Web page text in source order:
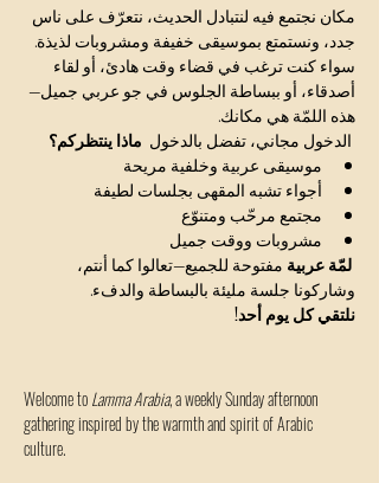
مكان نجتمع فيه لنتبادل الحديث، نتعرّف على ناس
جدد، ونستمتع بموسيقى خفيفة ومشروبات لذيذة.
سواء كنت ترغب في قضاء وقت هادئ، أو لقاء
أصدقاء، أو ببساطة الجلوس في جو عربي جميل—
هذه اللمّة هي مكانك.
ماذا ينتظركم؟
موسيقى عربية وخلفية مريحة
أجواء تشبه المقهى بجلسات لطيفة
مجتمع مرحّب ومتنوّع
مشروبات ووقت جميل
لمّة عربية مفتوحة للجميع—تعالوا كما أنتم،
وشاركونا جلسة مليئة بالبساطة والدفء.
نلتقي كل يوم أحد!
Welcome to Lamma Arabia, a weekly Sunday afternoon
gathering inspired by the warmth and spirit of Arabic
culture.